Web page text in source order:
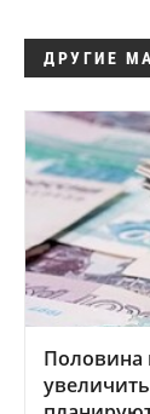
ДРУГИЕ
Половина